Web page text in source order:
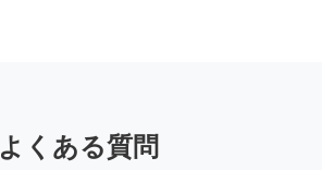
よくある質問